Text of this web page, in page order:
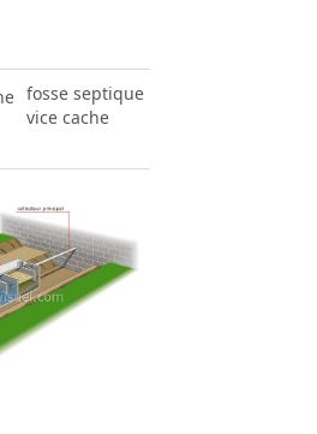
fosse septique
vice cache